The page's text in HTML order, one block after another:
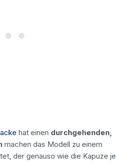
hat einen durchgehenden,
machen das Modell zu einem
der genauso wie die Kapuze je